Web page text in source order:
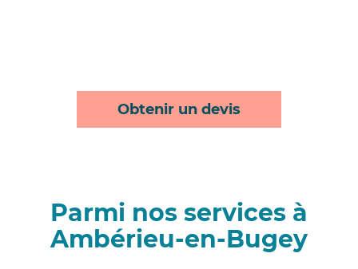
Obtenir un devis
Parmi nos services à
Ambérieu-en-Bugey